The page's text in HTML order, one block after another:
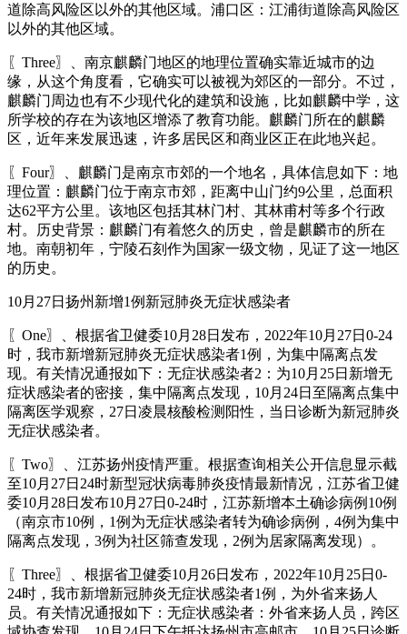
道除高风险区以外的其他区域。浦口区：江浦街道除高风险区
以外的其他区域。
〖Three〗、南京麒麟门地区的地理位置确实靠近城市的边
缘，从这个角度看，它确实可以被视为郊区的一部分。不过，
麒麟门周边也有不少现代化的建筑和设施，比如麒麟中学，这
所学校的存在为该地区增添了教育功能。麒麟门所在的麒麟
区，近年来发展迅速，许多居民区和商业区正在此地兴起。
〖Four〗、麒麟门是南京市郊的一个地名，具体信息如下：地
理位置：麒麟门位于南京市郊，距离中山门约9公里，总面积
达62平方公里。该地区包括其林门村、其林甫村等多个行政
村。历史背景：麒麟门有着悠久的历史，曾是麒麟市的所在
地。南朝初年，宁陵石刻作为国家一级文物，见证了这一地区
的历史。
10月27日扬州新增1例新冠肺炎无症状感染者
〖One〗、根据省卫健委10月28日发布，2022年10月27日0-24
时，我市新增新冠肺炎无症状感染者1例，为集中隔离点发
现。有关情况通报如下：无症状感染者2：为10月25日新增无
症状感染者的密接，集中隔离点发现，10月24日至隔离点集中
隔离医学观察，27日凌晨核酸检测阳性，当日诊断为新冠肺炎
无症状感染者。
〖Two〗、江苏扬州疫情严重。根据查询相关公开信息显示截
至10月27日24时新型冠状病毒肺炎疫情最新情况，江苏省卫健
委10月28日发布10月27日0-24时，江苏新增本土确诊病例10例
（南京市10例，1例为无症状感染者转为确诊病例，4例为集中
隔离点发现，3例为社区筛查发现，2例为居家隔离发现）。
〖Three〗、根据省卫健委10月26日发布，2022年10月25日0-
24时，我市新增新冠肺炎无症状感染者1例，为外省来扬人
员。有关情况通报如下：无症状感染者：外省来扬人员，跨区